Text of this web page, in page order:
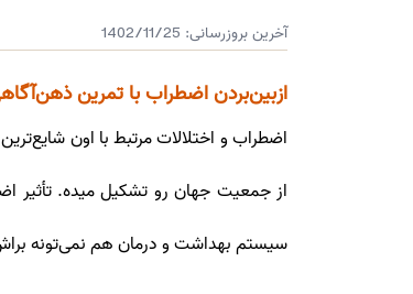
آخرین بروزرسانی: 1402/11/25
ازبین‌بردن اضطراب با تمرین
از جمعیت جهان رو تشکیل میده.
سیستم‌ بهداشت و درمان هم نمی‌تونه